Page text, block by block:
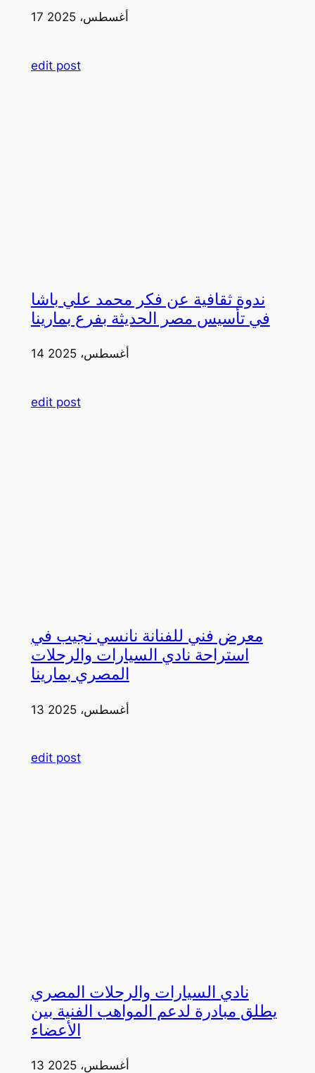
17 أغسطس، 2025
edit post
ندوة ثقافية عن فكر محمد علي باشا
في تأسيس مصر الحديثة بفرع بمارينا
14 أغسطس، 2025
edit post
معرض فني للفنانة نانسي نجيب في
استراحة نادي السيارات والرحلات
المصري بمارينا
13 أغسطس، 2025
edit post
نادي السيارات والرحلات المصري
يطلق مبادرة لدعم المواهب الفنية بين
الأعضاء
13 أغسطس، 2025